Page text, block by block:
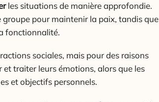
les situations de manière approfondie.
groupe pour maintenir la paix, tandis que
fonctionnalité.
sociales, mais pour des raisons
et traiter leurs émotions, alors que les
et objectifs personnels.